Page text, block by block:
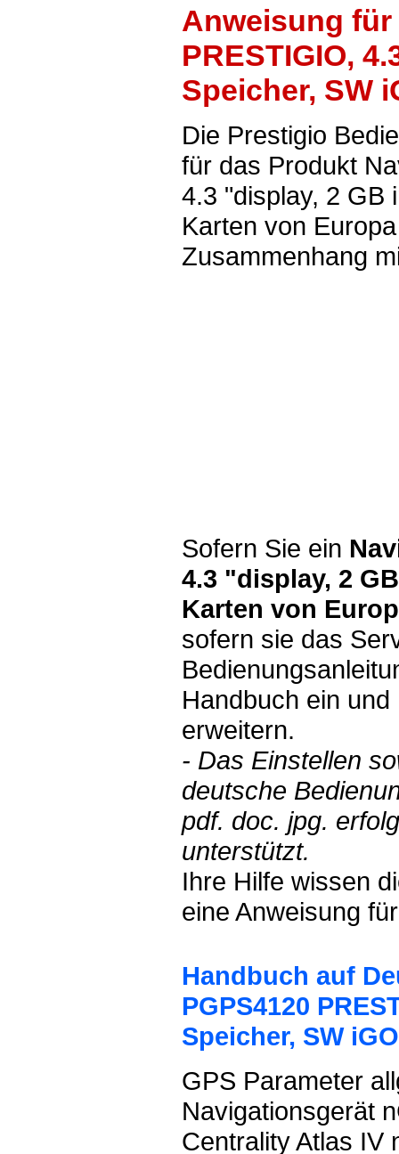
Anweisung für
PRESTIGIO,
Speicher, SW
Die Prestigio
für das Produkt
4.3 "display, 2 GB
Karten von
Zusammenhang
Sofern Sie ein
4.3 "display, 2
Karten von
sofern sie das
Handbuch ein
erweitern.
- Das Einstellen
deutsche
pdf. doc. jpg.
unterstützt.
Ihre Hilfe wissen
eine Anweisung
Handbuch auf
PGPS4120
Speicher, SW
GPS Parameter
Navigationsgerät
Centrality Atlas IV